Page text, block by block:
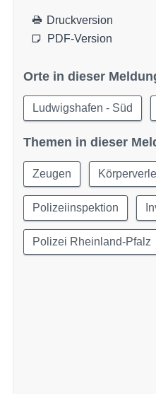
Druckversion
PDF-Version
Orte in dieser
Ludwigshafen - Süd
Themen in dieser
Zeugen
Polizeiinspektion
Polizei Rheinland-Pfalz